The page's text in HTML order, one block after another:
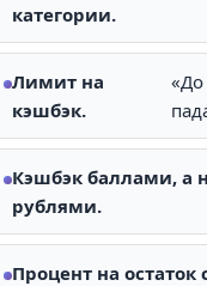
категории.
Лимит на
кэшбэк.
Кэшбэк баллами, а
рублями.
Процент на остаток